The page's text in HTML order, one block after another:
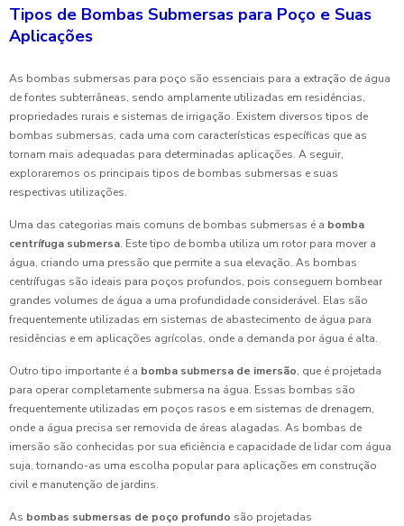
Tipos de Bombas Submersas para Poço e Suas
Aplicações
As bombas submersas para poço são essenciais para a extração de água
de fontes subterrâneas, sendo amplamente utilizadas em residências,
propriedades rurais e sistemas de irrigação. Existem diversos tipos de
bombas submersas, cada uma com características específicas que as
tornam mais adequadas para determinadas aplicações. A seguir,
exploraremos os principais tipos de bombas submersas e suas
respectivas utilizações.
Uma das categorias mais comuns de bombas submersas é a bomba
centrífuga submersa. Este tipo de bomba utiliza um rotor para mover a
água, criando uma pressão que permite a sua elevação. As bombas
centrífugas são ideais para poços profundos, pois conseguem bombear
grandes volumes de água a uma profundidade considerável. Elas são
frequentemente utilizadas em sistemas de abastecimento de água para
residências e em aplicações agrícolas, onde a demanda por água é alta.
Outro tipo importante é a bomba submersa de imersão, que é projetada
para operar completamente submersa na água. Essas bombas são
frequentemente utilizadas em poços rasos e em sistemas de drenagem,
onde a água precisa ser removida de áreas alagadas. As bombas de
imersão são conhecidas por sua eficiência e capacidade de lidar com água
suja, tornando-as uma escolha popular para aplicações em construção
civil e manutenção de jardins.
As bombas submersas de poço profundo são projetadas